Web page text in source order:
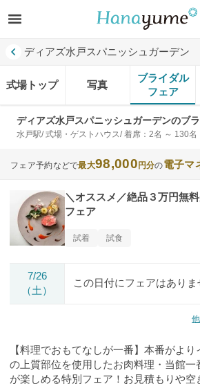
ディアズ水戸スパニッシュガーデン
式場トップ 写真
ブライダル
フェア
ディアズ水戸スパニッシュガーデンのブ
水戸駅/ 式場・ゲストハウス/ 着席：2名 ～ 130名
フェア予約などで最大98,000 円分の電子マ
＼オススメ／絶品３万円無
フェア
試着 試食
7/26
（土）
この日付にフェアはありま
【料理でおもてなしが一番】本番がよ
の上質部位を使用したお肉料理・当館一
が楽しめる特別フェア！お見積もりや